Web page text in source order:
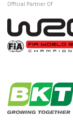
Official Partner Of